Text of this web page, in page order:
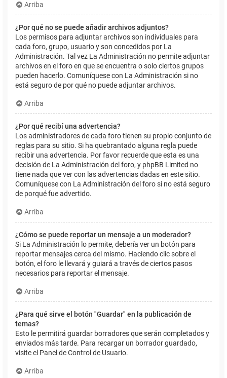
Arriba
¿Por qué no se puede añadir archivos adjuntos?
Los permisos para adjuntar archivos son individuales para
cada foro, grupo, usuario y son concedidos por La
Administración. Tal vez La Administración no permite adjuntar
archivos en el foro en que se encuentra o solo ciertos grupos
pueden hacerlo. Comuníquese con La Administración si no
está seguro de por qué no puede adjuntar archivos.
Arriba
¿Por qué recibí una advertencia?
Los administradores de cada foro tienen su propio conjunto de
reglas para su sitio. Si ha quebrantado alguna regla puede
recibir una advertencia. Por favor recuerde que esta es una
decisión de La Administración del foro, y phpBB Limited no
tiene nada que ver con las advertencias dadas en este sitio.
Comuníquese con La Administración del foro si no está seguro
de porqué fue advertido.
Arriba
¿Cómo se puede reportar un mensaje a un moderador?
Si La Administración lo permite, debería ver un botón para
reportar mensajes cerca del mismo. Haciendo clic sobre el
botón, el foro le llevará y guiará a través de ciertos pasos
necesarios para reportar el mensaje.
Arriba
¿Para qué sirve el botón "Guardar" en la publicación de
temas?
Esto le permitirá guardar borradores que serán completados y
enviados más tarde. Para recargar un borrador guardado,
visite el Panel de Control de Usuario.
Arriba